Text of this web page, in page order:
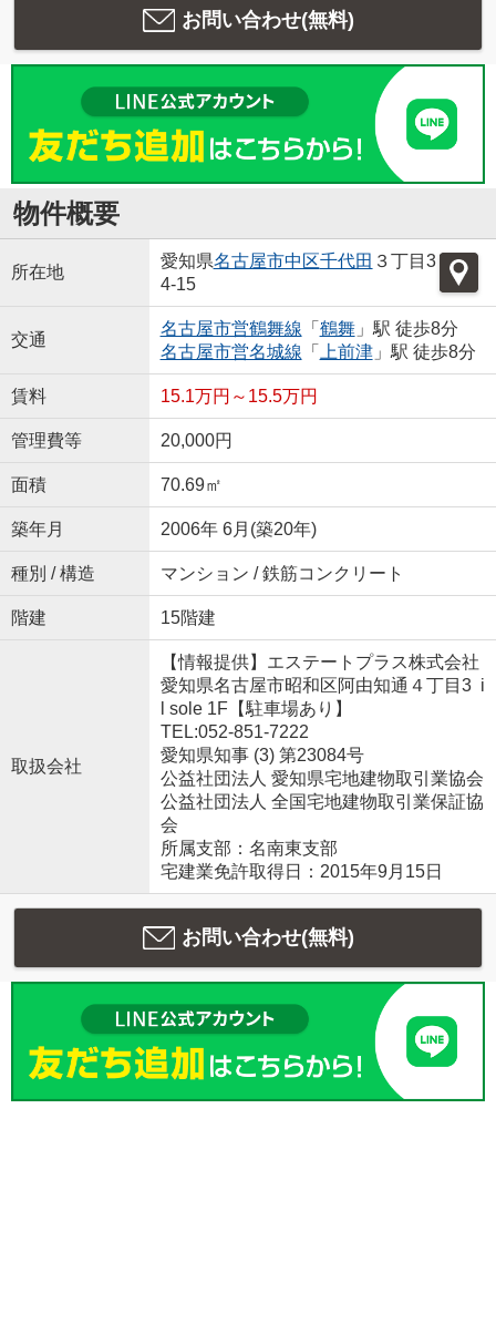
お問い合わせ(無料)
物件概要
所在地
愛知県名古屋市中区千代田 ３丁目3
4-15
交通
名古屋市営鶴舞線 「 鶴舞」駅 徒歩8分
名古屋市営名城線 「 上前津」駅 徒歩8分
賃料 15.1万円～15.5万円
管理費等 20,000円
面積 70.69㎡
築年月 2006年 6月(築20年)
種別 / 構造 マンション / 鉄筋コンクリート
階建 15階建
取扱会社
【情報提供】エステートプラス株式会社
愛知県名古屋市昭和区阿由知通４丁目3 i
l sole 1F【駐車場あり】
TEL:052-851-7222
愛知県知事 (3) 第23084号
公益社団法人 愛知県宅地建物取引業協会
公益社団法人 全国宅地建物取引業保証協
会
所属支部：名南東支部
宅建業免許取得日：2015年9月15日
お問い合わせ(無料)